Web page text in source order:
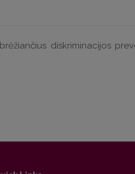
diskriminacijos